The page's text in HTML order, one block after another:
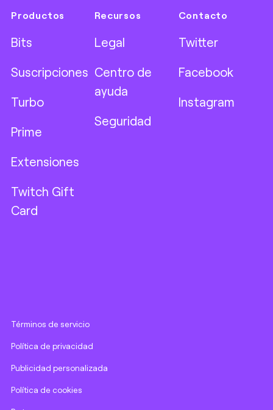
Productos
Bits
Suscripciones
Turbo
Prime
Extensiones
Twitch Gift
Card
Recursos
Legal
Centro de
ayuda
Seguridad
Contacto
Twitter
Facebook
Instagram
Términos de servicio
Política de privacidad
Publicidad personalizada
Política de cookies